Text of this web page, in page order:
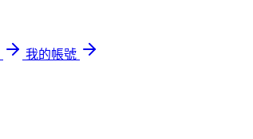
我的帳號